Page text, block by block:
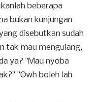
beberapa
bukan kunjungan
disebutkan sudah
tak mau mengulang,
ya? "Mau nyoba
"Owh boleh lah